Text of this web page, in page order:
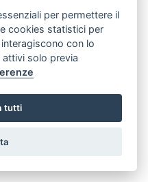
per permettere il
cookies statistici per
con lo
solo previa
tutti